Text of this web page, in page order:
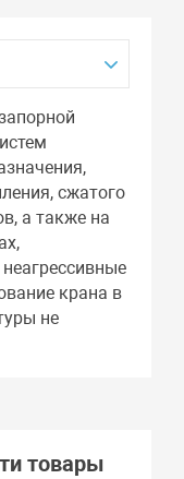
сжатого
а также на
крана в
не
товары